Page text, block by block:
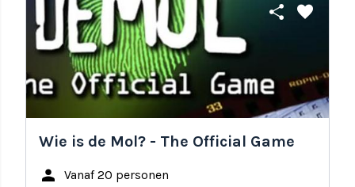
share favorite
Wie is de Mol? - The Official Game
person Vanaf 20 personen